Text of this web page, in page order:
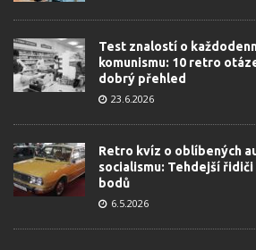
Test znalostí o
komunismu: 10 retro
dobrý přehled
23.6.2026
Retro kvíz o oblíbených
socialismu: Tehdejší řidiči
bodů
6.5.2026